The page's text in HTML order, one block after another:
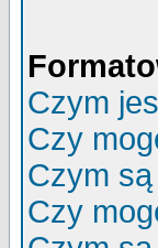
Czym
Czy
Czym
Czy